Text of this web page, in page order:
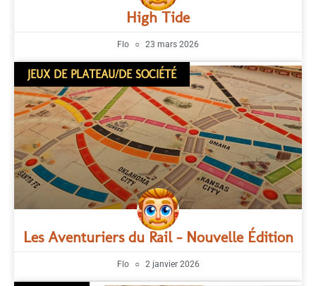
High Tide
Flo 23 mars 2026
JEUX DE PLATEAU/DE SOCIÉTÉ
Les Aventuriers du Rail – Nouvelle Édition
Flo 2 janvier 2026